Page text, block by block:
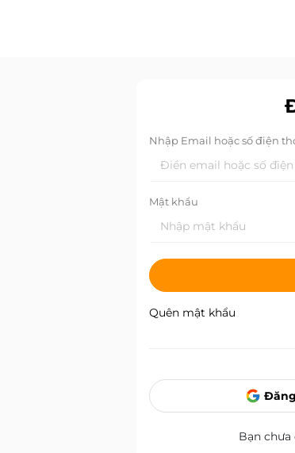
Nhập Email hoặc số điện
Mật khẩu
Quên mật khẩu
Bạn